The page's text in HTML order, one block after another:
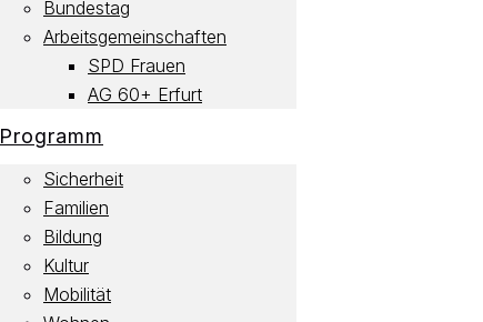
Bundestag
Arbeitsgemeinschaften
SPD Frauen
AG 60+ Erfurt
Programm
Sicherheit
Familien
Bildung
Kultur
Mobilität